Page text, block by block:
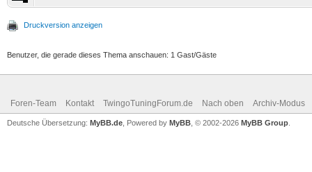
Druckversion anzeigen
Benutzer, die gerade dieses Thema anschauen: 1 Gast/Gäste
Foren-Team Kontakt TwingoTuningForum.de Nach oben Archiv-Modus
Deutsche Übersetzung: MyBB.de , Powered by MyBB , © 2002-2026 MyBB Group